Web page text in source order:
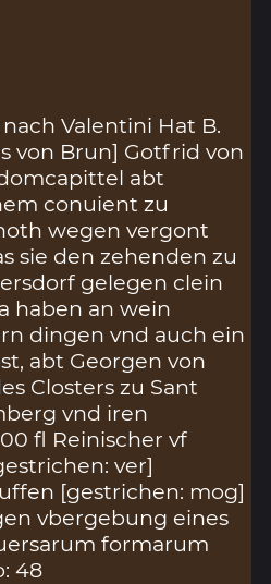
Valentini Hat B.
von Brun] Gotfrid von
abt
conuient zu
wegen vergont
sie den zehenden zu
gelegen clein
haben an wein
dingen vnd auch ein
abt Georgen von
Closters zu Sant
vnd iren
fl Reinischer vf
ver]
[gestrichen: mog]
vbergebung eines
formarum
48